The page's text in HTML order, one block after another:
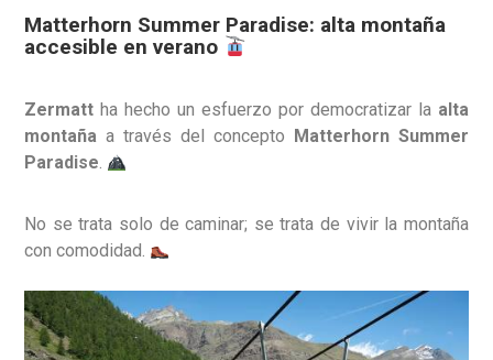
Matterhorn Summer Paradise: alta montaña
accesible en verano
Zermatt ha hecho un esfuerzo por democratizar la alta
montaña a través del concepto
Matterhorn Summer
Paradise.
No se trata solo de caminar; se trata de vivir la montaña
con comodidad.